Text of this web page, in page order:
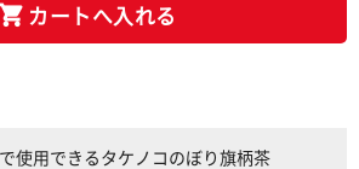
カートへ入れる
使用できるタケノコのぼり旗柄茶